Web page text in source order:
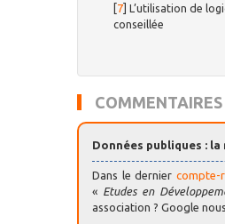
[7]L’utilisation de
conseillée
COMMENTAIRES
Données publiques :
Dans le dernier compte-
« Etudes en
association ? Google